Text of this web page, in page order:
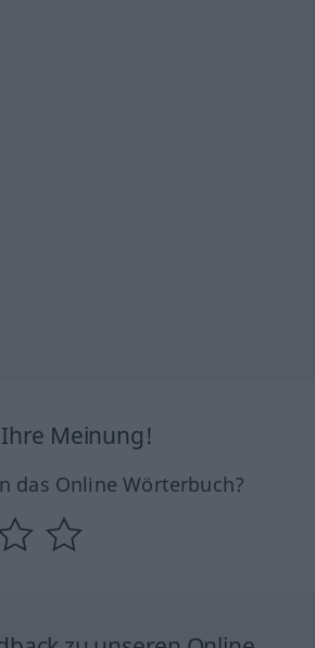
Ihre Meinung!
das Online Wörterbuch?